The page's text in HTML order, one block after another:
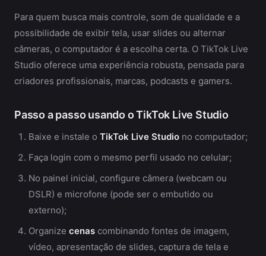
Para quem busca mais controle, som de qualidade e a
possibilidade de exibir tela, usar slides ou alternar
câmeras, o computador é a escolha certa. O TikTok Live
Studio oferece uma experiência robusta, pensada para
criadores profissionais, marcas, podcasts e gamers.
Passo a passo usando o TikTok Live Studio
Baixe e instale o TikTok Live Studio no computador;
Faça login com o mesmo perfil usado no celular;
No painel inicial, configure câmera (webcam ou
DSLR) e microfone (pode ser o embutido ou
externo);
Organize cenas combinando fontes de imagem,
vídeo, apresentação de slides, captura de tela e